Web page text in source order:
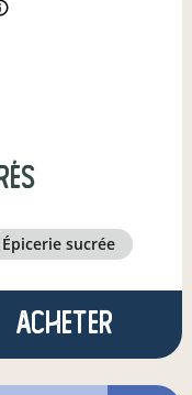
épicerie sucrée
Acheter